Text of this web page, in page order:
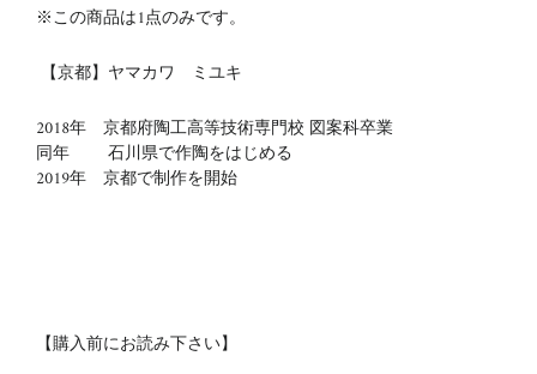
※この商品は1点のみです。
【京都】ヤマカワ ミユキ
2018年 京都府陶工高等技術専門校 図案科卒業
同年 石川県で作陶をはじめる
2019年 京都で制作を開始
【購入前にお読み下さい】